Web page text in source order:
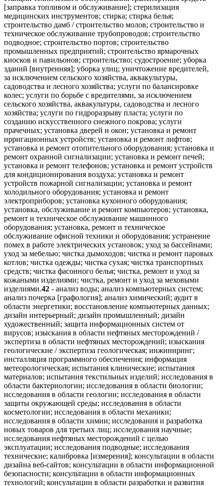
[заправка топливом и обслуживание]; стерилизация
медицинских инструментов; стирка; стирка белья;
строительство дамб / строительство молов; строительство и
техническое обслуживание трубопроводов; строительство
подводное; строительство портов; строительство
промышленных предприятий; строительство ярмарочных
киосков и павильонов; строительство; судостроение; уборка
зданий [внутренняя]; уборка улиц; уничтожение вредителей,
за исключением сельского хозяйства, аквакультуры,
садоводства и лесного хозяйства; услуги по балансировке
колес; услуги по борьбе с вредителями, за исключением
сельского хозяйства, аквакультуры, садоводства и лесного
хозяйства; услуги по гидроразрыву пласта; услуги по
созданию искусственного снежного покрова; услуги
прачечных; установка дверей и окон; установка и ремонт
ирригационных устройств; установка и ремонт лифтов;
установка и ремонт отопительного оборудования; установка и
ремонт охранной сигнализации; установка и ремонт печей;
установка и ремонт телефонов; установка и ремонт устройств
для кондиционирования воздуха; установка и ремонт
устройств пожарной сигнализации; установка и ремонт
холодильного оборудования; установка и ремонт
электроприборов; установка кухонного оборудования;
установка, обслуживание и ремонт компьютеров; установка,
ремонт и техническое обслуживание машинного
оборудования; установка, ремонт и техническое
обслуживание офисной техники и оборудования; устранение
помех в работе электрических установок; уход за бассейнами;
уход за мебелью; чистка дымоходов; чистка и ремонт паровых
котлов; чистка одежды; чистка сухая; чистка транспортных
средств; чистка фасонного белья; чистка, ремонт и уход за
кожаными изделиями; чистка, ремонт и уход за меховыми
изделиями.42 - анализ воды; анализ компьютерных систем;
анализ почерка [графология]; анализ химический; аудит в
области энергетики; восстановление компьютерных данных;
дизайн интерьерный; дизайн промышленный; дизайн
художественный; защита информационных систем от
вирусов; изыскания в области нефтяных месторождений /
экспертиза в области нефтяных месторождений; изыскания
геологические / экспертиза геологическая; инжиниринг;
инсталляция программного обеспечения; информация
метеорологическая; испытания клинические; испытания
материалов; испытания текстильных изделий; исследования в
области бактериологии; исследования в области биологии;
исследования в области геологии; исследования в области
защиты окружающей среды; исследования в области
косметологии; исследования в области механики;
исследования в области химии; исследования и разработка
новых товаров для третьих лиц; исследования научные;
исследования нефтяных месторождений с целью
эксплуатации; исследования подводные; исследования
технические; калибровка [измерения]; консультации в области
дизайна веб-сайтов; консультации в области информационной
безопасности; консультации в области информационных
технологий; консультации в области разработки и развития